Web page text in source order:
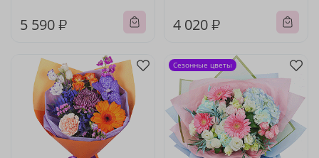
5 590 ₽ 4 020 ₽
Сезонные цветы